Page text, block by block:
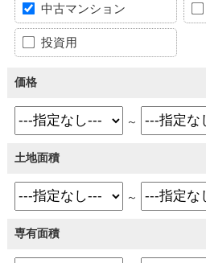
中古マンション
投資用
価格
～
土地面積
～
専有面積